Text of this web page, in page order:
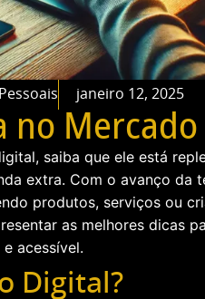
janeiro 12, 2025
no Mercado
saiba que ele está
extra. Com o avanço da
produtos, serviços ou
as melhores dicas
acessível.
Digital?